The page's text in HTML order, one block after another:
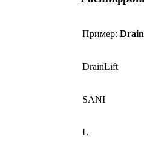
Пример:
DrainLift
SANI
L